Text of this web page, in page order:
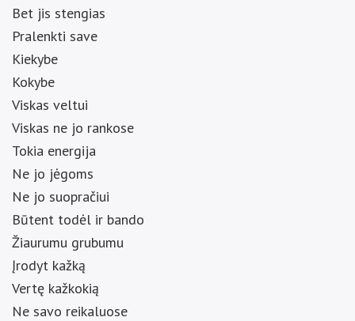
Bet jis stengias
Pralenkti save
Kiekybe
Kokybe
Viskas veltui
Viskas ne jo rankose
Tokia energija
Ne jo jėgoms
Ne jo suopračiui
Būtent todėl ir bando
Žiaurumu grubumu
Įrodyt kažką
Vertę kažkokią
Ne savo reikaluose